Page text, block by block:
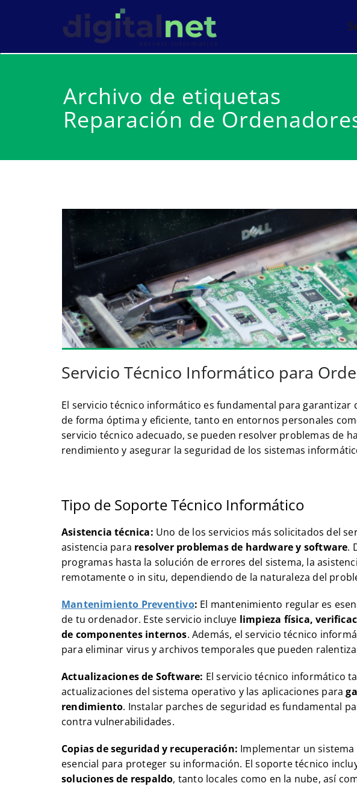
Serveis i manteniments
Archivo de etiquetas
Reparación de
Servicio Técnico Informático para
El servicio técnico informático es fundamental para garantizar
de forma óptima y eficiente, tanto en entornos personales
servicio técnico adecuado, se pueden resolver problemas de
rendimiento y asegurar la seguridad de los sistemas
Tipo de Soporte Técnico Informático
Asistencia técnica: Uno de los servicios más solicitados del
asistencia para resolver problemas de hardware y software.
programas hasta la solución de errores del sistema, la
remotamente o in situ, dependiendo de la naturaleza del
Mantenimiento Preventivo: El mantenimiento regular es
de tu ordenador. Este servicio incluye limpieza física,
de componentes internos. Además, el servicio técnico
para eliminar virus y archivos temporales que pueden
Actualizaciones de Software: El servicio técnico informático
actualizaciones del sistema operativo y las aplicaciones para
rendimiento. Instalar parches de seguridad es fundamental
contra vulnerabilidades.
Copias de seguridad y recuperación: Implementar un
esencial para proteger su información. El soporte técnico
soluciones de respaldo, tanto locales como en la nube, así